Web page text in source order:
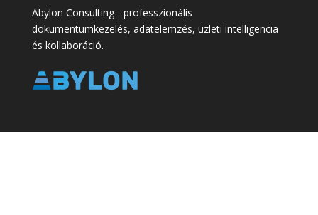
Abylon Consulting - professzionális
dokumentumkezelés, adatelemzés, üzleti intelligencia
és kollaboráció.